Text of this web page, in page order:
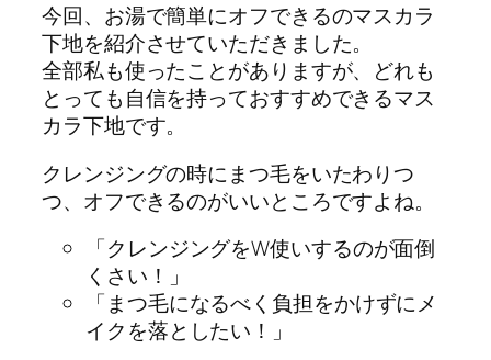
今回、お湯で簡単にオフできるのマスカラ
下地を紹介させていただきました。
全部私も使ったことがありますが、どれも
とっても自信を持っておすすめできるマス
カラ下地です。
クレンジングの時にまつ毛をいたわりつ
つ、オフできるのがいいところですよね。
「クレンジングをW使いするのが面倒
くさい！」
「まつ毛になるべく負担をかけずにメ
イクを落としたい！」